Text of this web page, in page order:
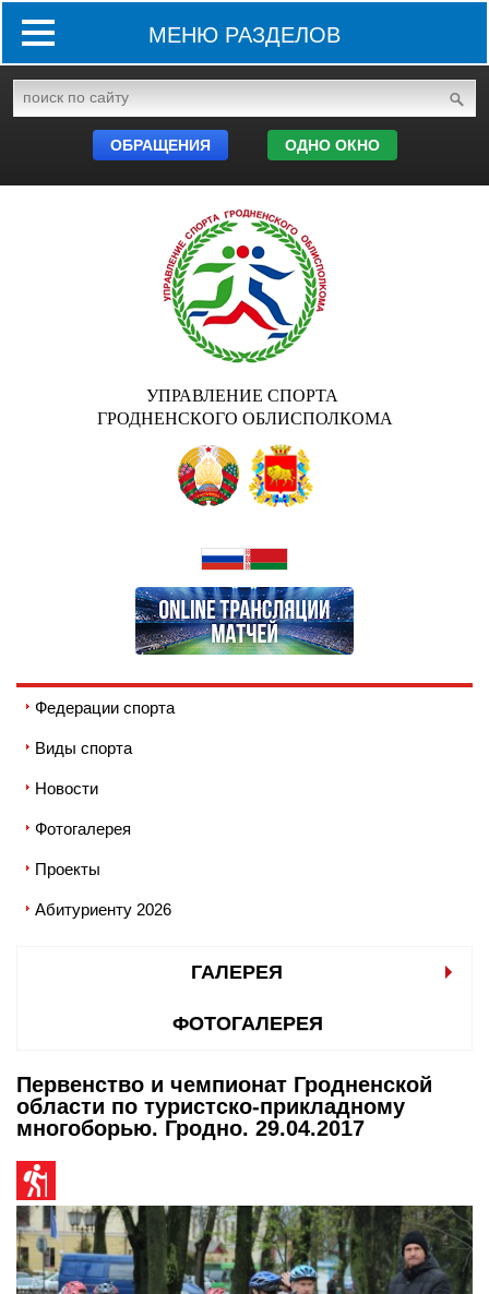
МЕНЮ РАЗДЕЛОВ
ОБРАЩЕНИЯ ОДНО ОКНО
УПРАВЛЕНИЕ СПОРТА
ГРОДНЕНСКОГО ОБЛИСПОЛКОМА
Федерации спорта
Виды спорта
Новости
Фотогалерея
Проекты
Абитуриенту 2026
ГАЛЕРЕЯ
ФОТОГАЛЕРЕЯ
Первенство и чемпионат Гродненской
области по туристско-прикладному
многоборью. Гродно. 29.04.2017